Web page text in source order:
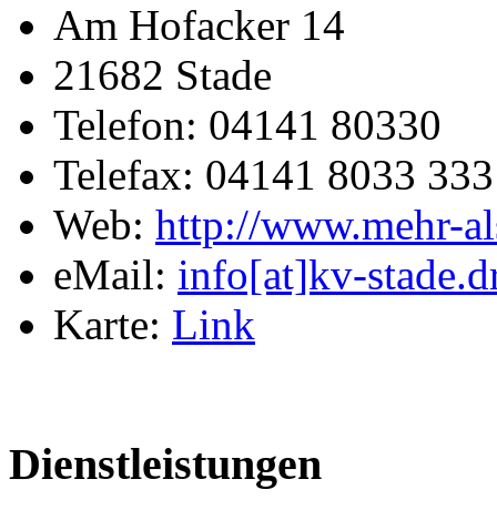
Am Hofacker 14
21682 Stade
Telefon: 04141 80330
Telefax: 04141 8033 333
Web: http://www.mehr-
eMail: info[at]kv-
Karte: Link
Dienstleistungen